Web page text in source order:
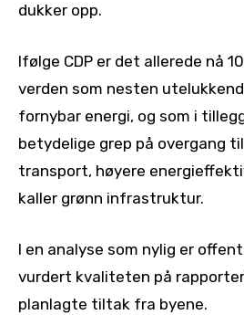
dukker opp.
Ifølge CDP er det allerede nå
verden som nesten
fornybar energi, og som i
betydelige grep på overgang
transport, høyere
kaller grønn infrastruktur.
I en analyse som nylig er
vurdert kvaliteten på
planlagte tiltak fra byene.